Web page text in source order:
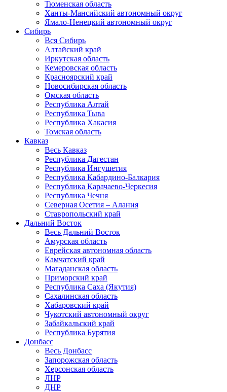
Тюменская область
Ханты-Мансийский автономный округ
Ямало-Ненецкий автономный округ
Сибирь
Вся Сибирь
Алтайский край
Иркутская область
Кемеровская область
Красноярский край
Новосибирская область
Омская область
Республика Алтай
Республика Тыва
Республика Хакасия
Томская область
Кавказ
Весь Кавказ
Республика Дагестан
Республика Ингушетия
Республика Кабардино-Балкария
Республика Карачаево-Черкесия
Республика Чечня
Северная Осетия – Алания
Ставропольский край
Дальний Восток
Весь Дальний Восток
Амурская область
Еврейская автономная область
Камчатский край
Магаданская область
Приморский край
Республика Саха (Якутия)
Сахалинская область
Хабаровский край
Чукотский автономный округ
Забайкальский край
Республика Бурятия
Донбасс
Весь Донбасс
Запорожская область
Херсонская область
ЛНР
ДНР